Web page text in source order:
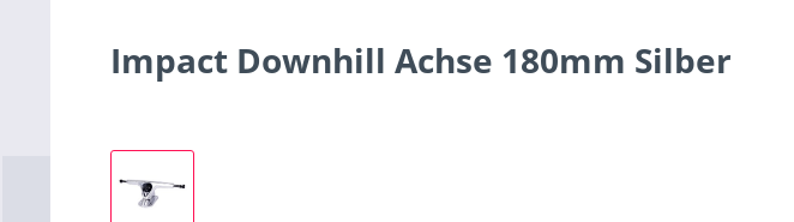
Impact Downhill Achse 180mm Silber